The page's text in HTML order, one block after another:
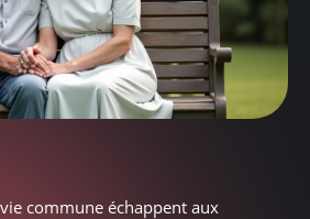
commune échappent aux